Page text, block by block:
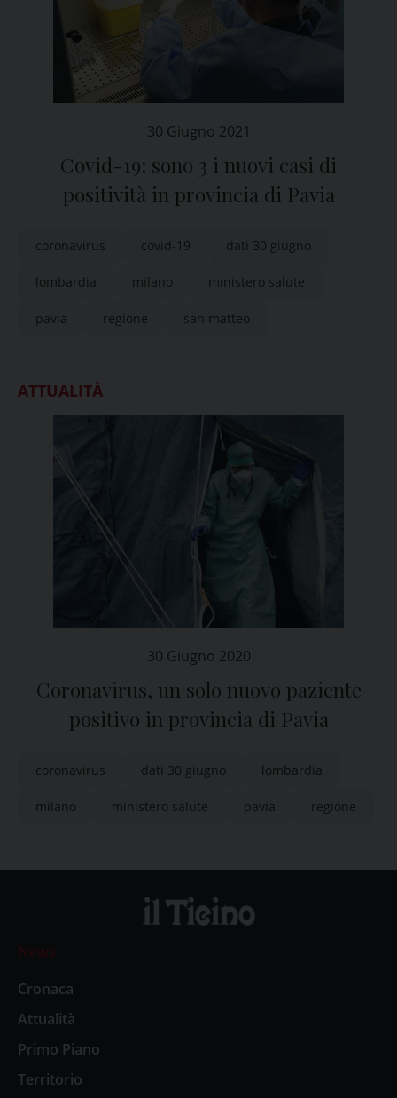
30 Giugno 2021
Covid-19: sono 3 i nuovi casi di
positività in provincia di Pavia
coronavirus covid-19 dati 30 giugno
lombardia milano ministero salute
pavia regione san matteo
ATTUALITÀ
30 Giugno 2020
Coronavirus, un solo nuovo paziente
positivo in provincia di Pavia
coronavirus dati 30 giugno lombardia
milano ministero salute pavia regione
News
Cronaca
Attualità
Primo Piano
Territorio